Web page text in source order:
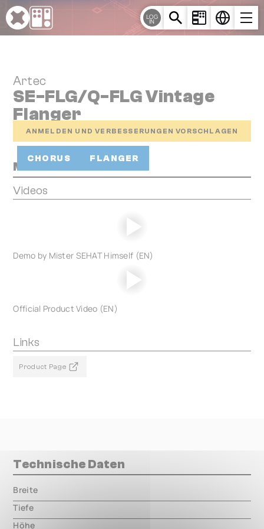
Cookie-Einstellungen
LOG
IN
Artec
SE-FLG/Q-FLG Vintage
Flanger
ANMELDEN UND VERBESSERUNGEN VORSCHLAGEN
CHORUS FLANGER
Media
Videos
Demo by Mister SEHAT Himself (EN)
Official Product Video (EN)
Links
Product Page
Technische Daten
Breite
Tiefe
Höhe